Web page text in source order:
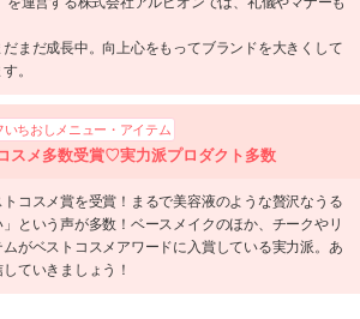
まだ成長中。向上心をもってブランドを大きくして
。
いちおしメニュー・アイテム
スメ多数受賞♡実力派プロダクト多数
コスメ賞を受賞！まるで美容液のような贅沢なうる
という声が多数！ベースメイクのほか、チークやリ
がベストコスメアワードに入賞している実力派。あ
ていきましょう！